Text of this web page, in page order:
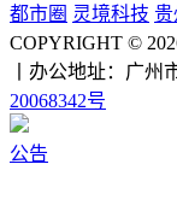
都市圈 灵境科技 贵
COPYRIGHT ©
丨办公地址：广州
20068342号
公告